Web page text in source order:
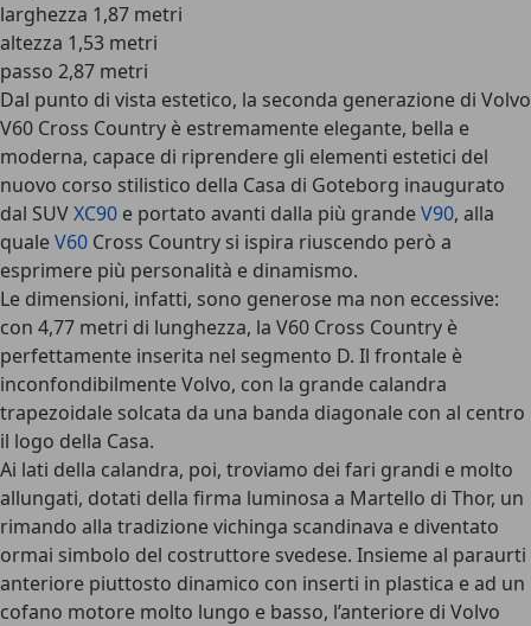
larghezza 1,87 metri
altezza 1,53 metri
passo 2,87 metri
Dal punto di vista estetico, la seconda generazione di Volvo
V60 Cross Country è estremamente elegante, bella e
moderna, capace di riprendere gli elementi estetici del
nuovo corso stilistico della Casa di Goteborg inaugurato
dal SUVXC90 e portato avanti dalla più grandeV90, alla
qualeV60 Cross Country si ispira riuscendo però a
esprimere più personalità e dinamismo.
Le dimensioni, infatti, sono generose ma non eccessive:
con 4,77 metri di lunghezza, la V60 Cross Country è
perfettamente inserita nel segmento D. Il frontale è
inconfondibilmente Volvo, con la grande calandra
trapezoidale solcata da una banda diagonale con al centro
il logo della Casa.
Ai lati della calandra, poi, troviamo dei fari grandi e molto
allungati, dotati della firma luminosa a Martello di Thor, un
rimando alla tradizione vichinga scandinava e diventato
ormai simbolo del costruttore svedese. Insieme al paraurti
anteriore piuttosto dinamico con inserti in plastica e ad un
cofano motore molto lungo e basso, l’anteriore di Volvo